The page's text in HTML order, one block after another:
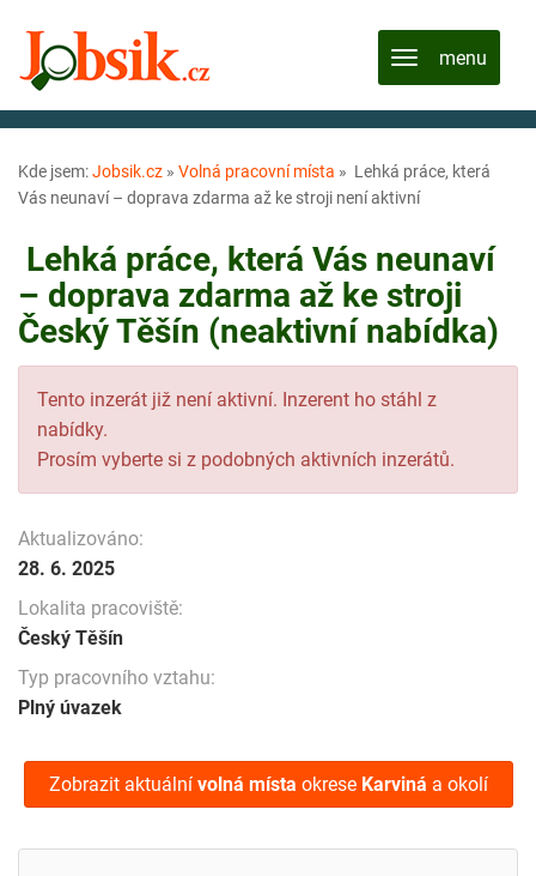
Kde jsem:Jobsik.cz » Volná pracovní místa » ️ Lehká práce, která
Vás neunaví – doprava zdarma až ke stroji není aktivní
️ Lehká práce, která Vás neunaví
– doprava zdarma až ke stroji
Český Těšín (neaktivní nabídka)
Tento inzerát již není aktivní. Inzerent ho stáhl z
nabídky.
Prosím vyberte si z podobných aktivních inzerátů.
Aktualizováno:
28. 6. 2025
Lokalita pracoviště:
Český Těšín
Typ pracovního vztahu:
Plný úvazek
Zobrazit aktuální volná místa okrese Karviná a okolí